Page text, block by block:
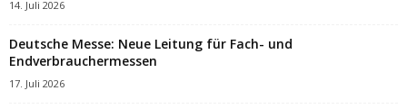
14. Juli 2026
Deutsche Messe: Neue Leitung für Fach- und
Endverbrauchermessen
17. Juli 2026